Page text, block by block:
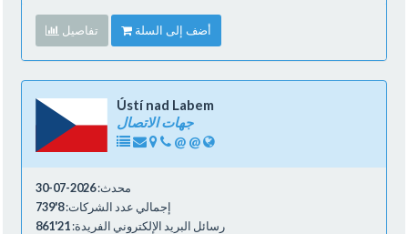
تفاصيل أضف إلى السلة
Ústí nad Labem
جهات الاتصال
@ @
محدث:2026-07-30
إجمالي عدد الشركات:8'739
رسائل البريد الإلكتروني الفريدة:21'861